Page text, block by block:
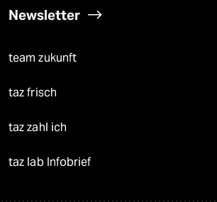
Newsletter
team zukunft
taz frisch
taz zahl ich
taz lab Infobrief